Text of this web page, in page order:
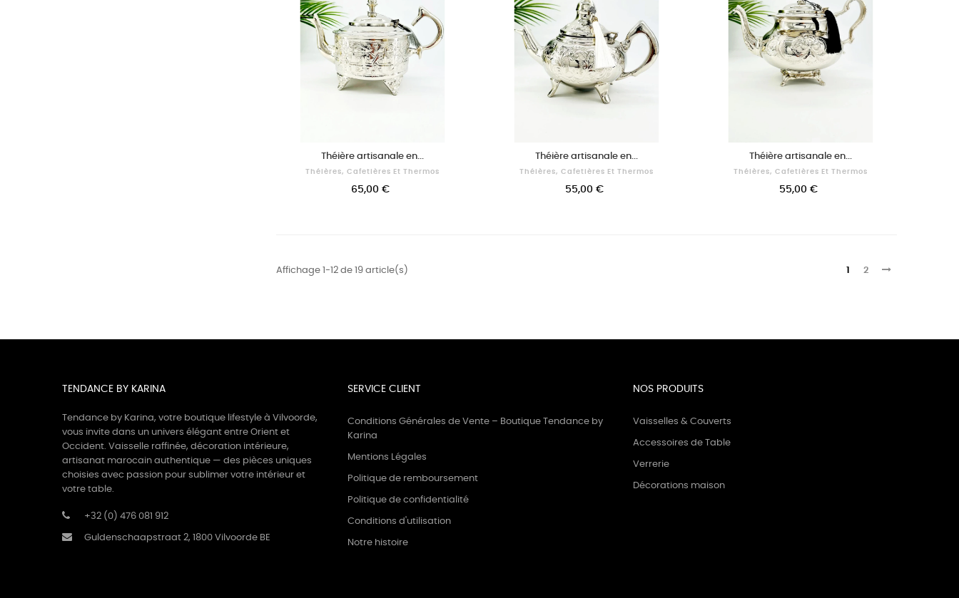
Théière artisanale en...
Théières, Cafetières Et Thermos
65,00 €
Théière artisanale en...
Théières, Cafetières Et Thermos
55,00 €
Théière artisanale en...
Théières, Cafetières Et Thermos
55,00 €
Affichage 1-12 de 19 article(s) 1 2
TENDANCE BY KARINA
Tendance by Karina, votre boutique lifestyle à Vilvoorde,
vous invite dans un univers élégant entre Orient et
Occident. Vaisselle raffinée, décoration intérieure,
artisanat marocain authentique — des pièces uniques
choisies avec passion pour sublimer votre intérieur et
votre table.
+32 (0) 476 081 912
Guldenschaapstraat 2, 1800 Vilvoorde BE
SERVICE CLIENT
Conditions Générales de Vente – Boutique Tendance by
Karina
Mentions Légales
Politique de remboursement
Politique de confidentialité
Conditions d'utilisation
Notre histoire
NOS PRODUITS
Vaisselles & Couverts
Accessoires de Table
Verrerie
Décorations maison